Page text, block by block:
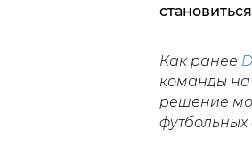
Как ранее
команды на
решение